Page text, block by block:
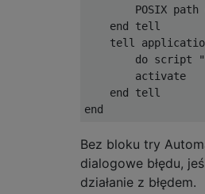
POSIX path
    end tell
tell
do script
        activate
    end tell
Bez bloku try
dialogowe błędu,
działanie z błędem.